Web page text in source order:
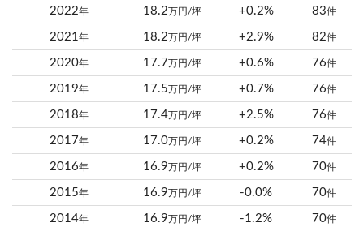
2022年 18.2 万円/坪 +0.2% 83件
2021年 18.2 万円/坪 +2.9% 82件
2020年 17.7 万円/坪 +0.6% 76件
2019年 17.5 万円/坪 +0.7% 76件
2018年 17.4 万円/坪 +2.5% 76件
2017年 17.0 万円/坪 +0.2% 74件
2016年 16.9 万円/坪 +0.2% 70件
2015年 16.9 万円/坪 -0.0% 70件
2014年 16.9 万円/坪 -1.2% 70件